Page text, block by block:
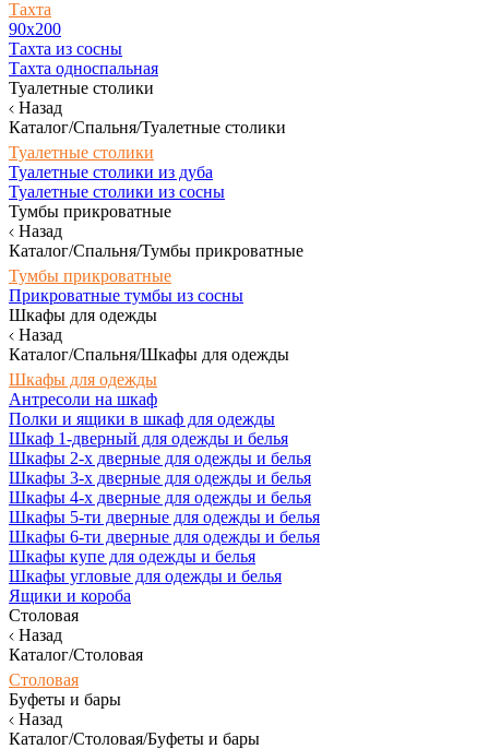
Тахта
90х200
Тахта из сосны
Тахта односпальная
Туалетные столики
Назад
Каталог/Спальня/Туалетные столики
Туалетные столики
Туалетные столики из дуба
Туалетные столики из сосны
Тумбы прикроватные
Назад
Каталог/Спальня/Тумбы прикроватные
Тумбы прикроватные
Прикроватные тумбы из сосны
Шкафы для одежды
Назад
Каталог/Спальня/Шкафы для одежды
Шкафы для одежды
Антресоли на шкаф
Полки и ящики в шкаф для одежды
Шкаф 1-дверный для одежды и белья
Шкафы 2-х дверные для одежды и белья
Шкафы 3-х дверные для одежды и белья
Шкафы 4-х дверные для одежды и белья
Шкафы 5-ти дверные для одежды и белья
Шкафы 6-ти дверные для одежды и белья
Шкафы купе для одежды и белья
Шкафы угловые для одежды и белья
Ящики и короба
Столовая
Назад
Каталог/Столовая
Столовая
Буфеты и бары
Назад
Каталог/Столовая/Буфеты и бары